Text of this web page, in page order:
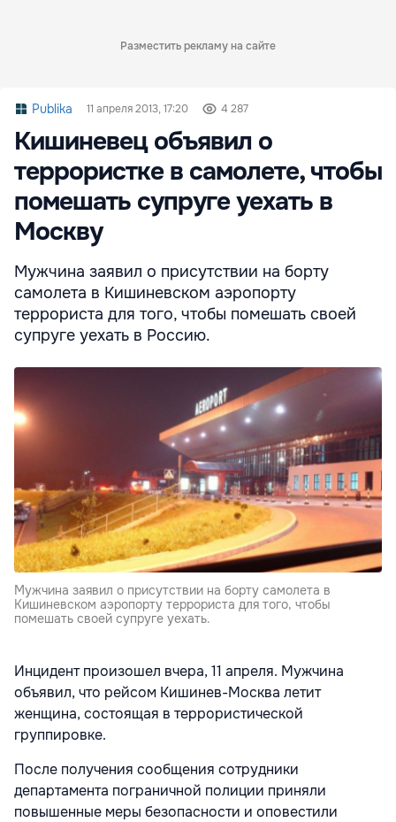
Разместить рекламу на сайте
Publika 11 апреля 2013, 17:20 4 287
Кишиневец объявил о
террористке в самолете, чтобы
помешать супруге уехать в
Москву
Мужчина заявил о присутствии на борту
самолета в Кишиневском аэропорту
террориста для того, чтобы помешать своей
супруге уехать в Россию.
Мужчина заявил о присутствии на борту самолета в
Кишиневском аэропорту террориста для того, чтобы
помешать своей супруге уехать.
Инцидент произошел вчера, 11 апреля. Мужчина
объявил, что рейсом Кишинев-Москва летит
женщина, состоящая в террористической
группировке.
После получения сообщения сотрудники
департамента пограничной полиции приняли
повышенные меры безопасности и оповестили